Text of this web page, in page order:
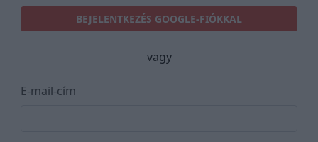
BEJELENTKEZÉS GOOGLE-FIÓKKAL
vagy
E-mail-cím